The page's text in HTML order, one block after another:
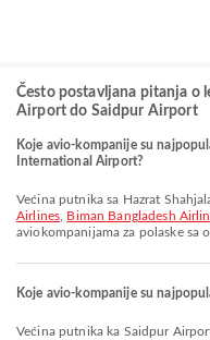
Često postavljana pitanja o
Airport do Saidpur Airport
Koje avio-kompanije su
International Airport?
Većina putnika sa Hazrat
Airlines Biman Bangladesh
aviokompanijama za polaske sa
Koje avio-kompanije su
Većina putnika ka Saidpur